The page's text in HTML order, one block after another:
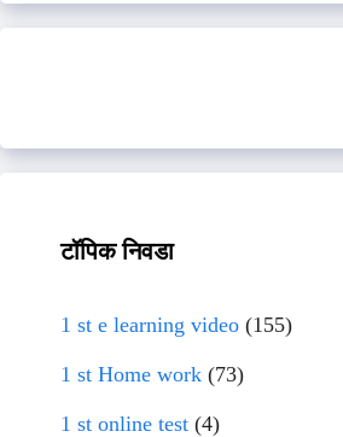
टॉपिक निवडा
1 st e learning video (155)
1 st Home work (73)
1 st online test (4)